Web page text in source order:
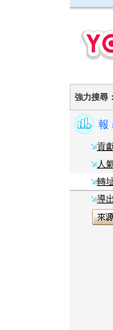
強力搜尋：
報
貢
人
轉
導